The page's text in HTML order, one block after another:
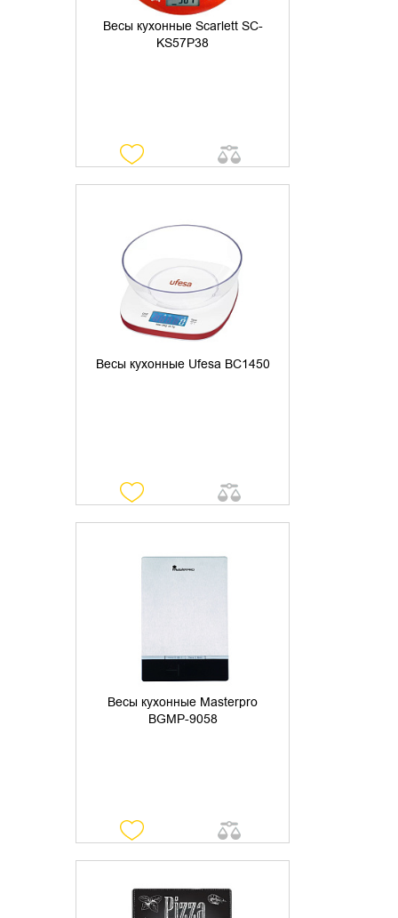
Весы кухонные Scarlett SC-
KS57P38
Весы кухонные Ufesa BC1450
УТОЧНИТЬ НАЛИЧИЕ
Весы кухонные Masterpro
BGMP-9058
УТОЧНИТЬ НАЛИЧИЕ
УТОЧНИТЬ НАЛИЧИЕ